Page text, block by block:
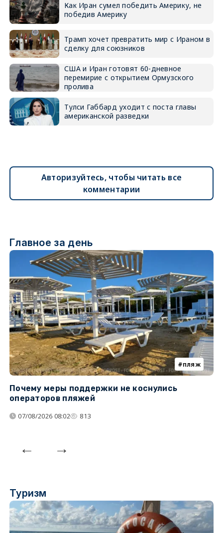
Как Иран сумел победить Америку, не
победив Америку
Трамп хочет превратить мир с Ираном в
сделку для союзников
США и Иран готовят 60-дневное
перемирие с открытием Ормузского
пролива
Тулси Габбард уходит с поста главы
американской разведки
Авторизуйтесь, чтобы читать все
комментарии
Главное за день
пляж
Почему меры поддержки не коснулись
операторов пляжей
07/08/2026 08:02 813
Туризм